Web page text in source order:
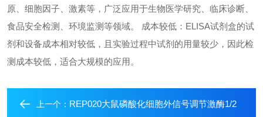
原、细胞因子、激素等，广泛应用于生物医学研究、临床诊断、
食品安全检测、环境监测等领域。 成本较低：ELISA试剂盒的试
剂和设备成本相对较低，且实验过程中试剂的用量较少，因此检
测成本较低，适合大规模的应用。
上一个： REP020大鼠磷酸化细胞外信号调节激酶1/2